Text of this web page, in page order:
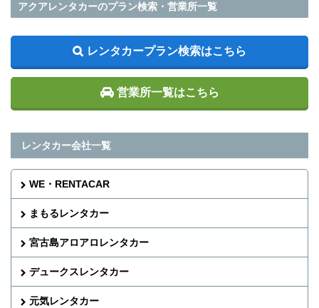
アクアレンタカーのプラン検索・営業所一覧
レンタカープラン検索はこちら
営業所一覧はこちら
レンタカー会社一覧
WE・RENTACAR
まもるレンタカー
宮古島アロアロレンタカー
デュークスレンタカー
元気レンタカー